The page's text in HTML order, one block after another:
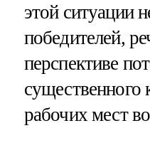
этой ситуации
победителей,
перспективе
существенного
рабочих мест